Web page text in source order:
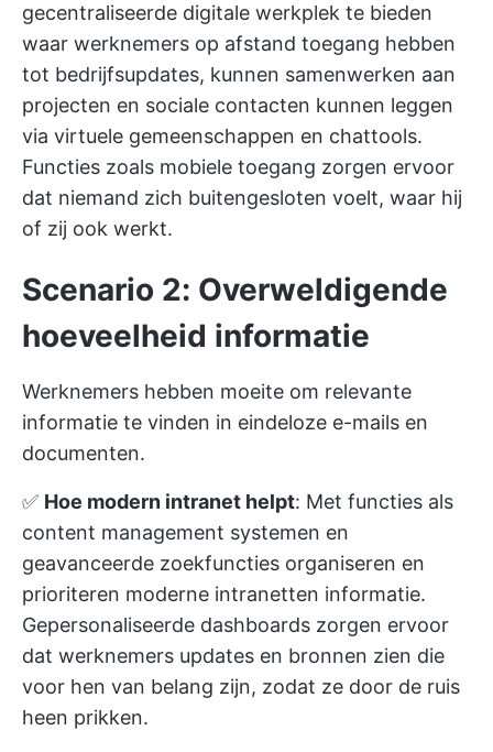
gecentraliseerde digitale werkplek te bieden
waar werknemers op afstand toegang hebben
tot bedrijfsupdates, kunnen samenwerken aan
projecten en sociale contacten kunnen leggen
via virtuele gemeenschappen en chattools.
Functies zoals mobiele toegang zorgen ervoor
dat niemand zich buitengesloten voelt, waar hij
of zij ook werkt.
Scenario 2: Overweldigende
hoeveelheid informatie
Werknemers hebben moeite om relevante
informatie te vinden in eindeloze e-mails en
documenten.
✅ Hoe modern intranet helpt: Met functies als
content management systemen en
geavanceerde zoekfuncties organiseren en
prioriteren moderne intranetten informatie.
Gepersonaliseerde dashboards zorgen ervoor
dat werknemers updates en bronnen zien die
voor hen van belang zijn, zodat ze door de ruis
heen prikken.